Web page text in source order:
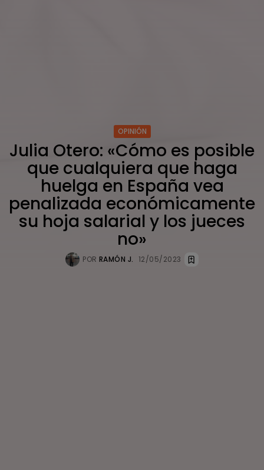
OPINIÓN
Julia Otero: «Cómo es posible
que cualquiera que haga
huelga en España vea
penalizada económicamente
su hoja salarial y los jueces
no»
POR RAMÓN J. 12/05/2023